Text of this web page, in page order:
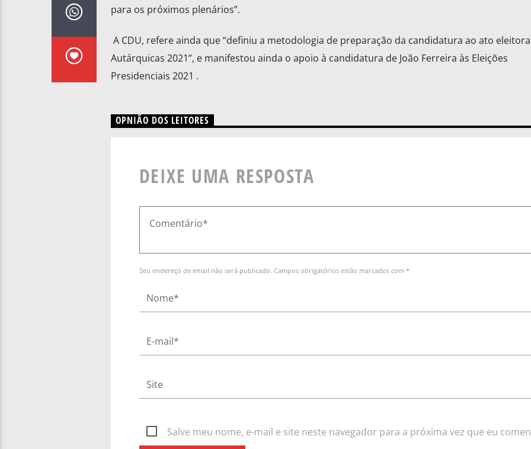
para os próximos plenários”.
A CDU, refere ainda que “definiu a metodologia de preparação da candidatura ao ato
Autárquicas 2021”, e manifestou ainda o apoio à candidatura de João Ferreira às Eleições
Presidenciais 2021 .
OPNIÃO DOS LEITORES
DEIXE UMA RESPOSTA
Seu endereço de email não será publicado. Campos obrigatórios estão marcados com *
Salve meu nome, e-mail e site neste navegador para a próxima vez que eu